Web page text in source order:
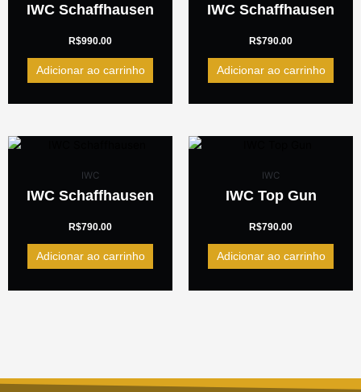
IWC Schaffhausen
R$990.00
Adicionar ao carrinho
IWC Schaffhausen
R$790.00
Adicionar ao carrinho
IWC
IWC Schaffhausen
R$790.00
Adicionar ao carrinho
IWC
IWC Top Gun
R$790.00
Adicionar ao carrinho